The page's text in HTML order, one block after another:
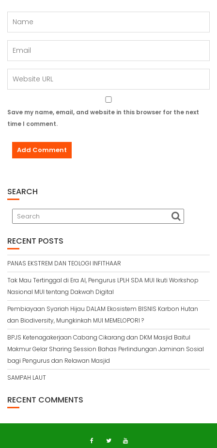
Save my name, email, and website in this browser for the next
time I comment.
SEARCH
RECENT POSTS
PANAS EKSTREM DAN TEOLOGI INFITHAAR
Tak Mau Tertinggal di Era AI, Pengurus LPLH SDA MUI Ikuti Workshop
Nasional MUI tentang Dakwah Digital
Pembiayaan Syariah Hijau DALAM Ekosistem BISNIS Karbon Hutan
dan Biodiversity, Mungkinkah MUI MEMELOPORI ?
BPJS Ketenagakerjaan Cabang Cikarang dan DKM Masjid Baitul
Makmur Gelar Sharing Session Bahas Perlindungan Jaminan Sosial
bagi Pengurus dan Relawan Masjid
SAMPAH LAUT
RECENT COMMENTS